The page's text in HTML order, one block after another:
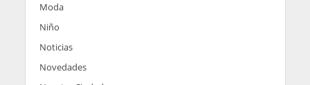
Moda
Niño
Noticias
Novedades